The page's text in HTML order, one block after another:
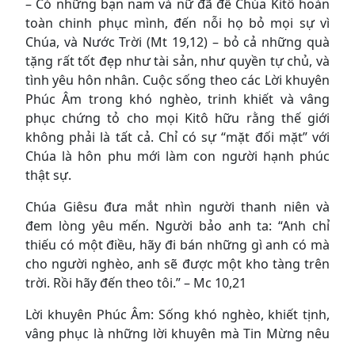
– Có những bạn nam và nữ đã để Chúa Kitô hoàn
toàn chinh phục mình, đến nỗi họ bỏ mọi sự vì
Chúa, và Nước Trời (Mt 19,12) – bỏ cả những quà
tặng rất tốt đẹp như tài sản, như quyền tự chủ, và
tình yêu hôn nhân. Cuộc sống theo các Lời khuyên
Phúc Âm trong khó nghèo, trinh khiết và vâng
phục chứng tỏ cho mọi Kitô hữu rằng thế giới
không phải là tất cả. Chỉ có sự “mặt đối mặt” với
Chúa là hôn phu mới làm con người hạnh phúc
thật sự.
Chúa Giêsu đưa mắt nhìn người thanh niên và
đem lòng yêu mến. Người bảo anh ta: “Anh chỉ
thiếu có một điều, hãy đi bán những gì anh có mà
cho người nghèo, anh sẽ được một kho tàng trên
trời. Rồi hãy đến theo tôi.” – Mc 10,21
Lời khuyên Phúc Âm: Sống khó nghèo, khiết tịnh,
vâng phục là những lời khuyên mà Tin Mừng nêu